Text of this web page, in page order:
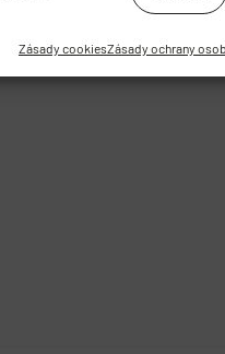
Zásady cookiesZásady ochrany
ČESKÉ REPUBLIKY